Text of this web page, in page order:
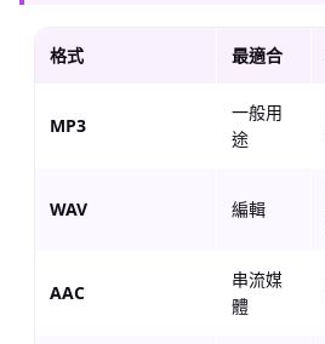
格式 最適合
MP3
一般用
途
WAV 編輯
AAC
串流媒
體